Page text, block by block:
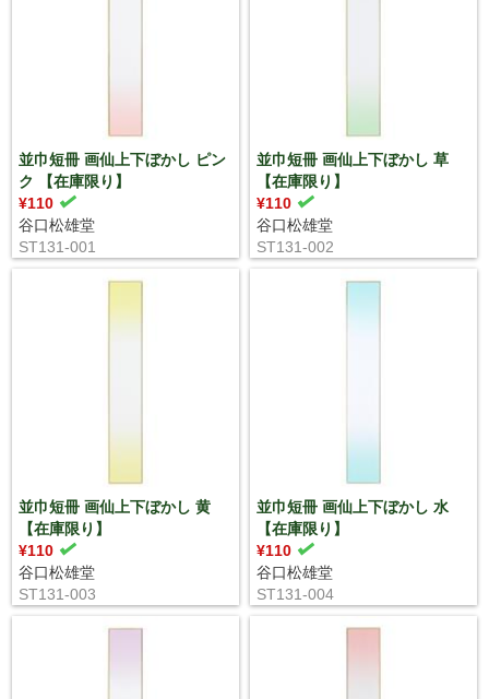
並巾短冊 画仙上下ぼかし ピン
ク 【在庫限り】
¥110
谷口松雄堂
ST131-001
並巾短冊 画仙上下ぼかし 草
【在庫限り】
¥110
谷口松雄堂
ST131-002
並巾短冊 画仙上下ぼかし 黄
【在庫限り】
¥110
谷口松雄堂
ST131-003
並巾短冊 画仙上下ぼかし 水
【在庫限り】
¥110
谷口松雄堂
ST131-004